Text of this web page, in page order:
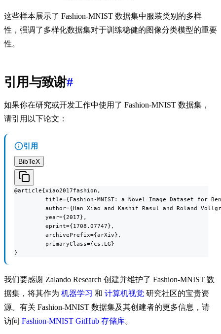
这些样本展示了 Fashion-MNIST 数据集中服装类别的多样
性，强调了多样化数据集对于训练稳健的图像分类模型的重要
性。
引用与致谢#
如果你在研究或开发工作中使用了 Fashion-MNIST 数据集，
请引用以下论文：
引用
BibTeX
@article{xiao2017fashion,
title={Fashion-MNIST: a Novel Image Dataset for
author={Han Xiao and Kashif Rasul and Roland
         year={2017},
         eprint={1708.07747},
         archivePrefix={arXiv},
         primaryClass={cs.LG}
}
我们要感谢 Zalando Research 创建并维护了 Fashion-MNIST 数
据集，将其作为 机器学习 和 计算机视觉 研究社区的宝贵资
源。有关 Fashion-MNIST 数据集及其创建者的更多信息，请
访问 Fashion-MNIST GitHub 存储库。